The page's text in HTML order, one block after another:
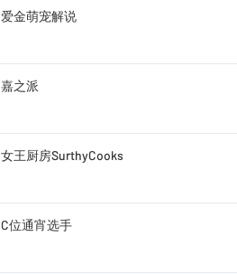
爱金萌宠解说
嘉之派
女王厨房SurthyCooks
C位通宵选手